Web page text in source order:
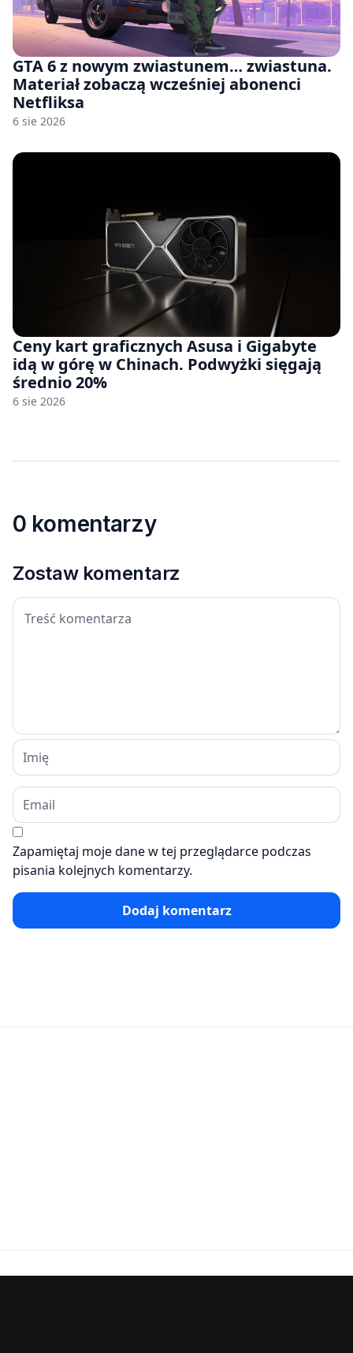
GTA 6 z nowym zwiastunem… zwiastuna.
Materiał zobaczą wcześniej abonenci
Netfliksa
6 sie 2026
Ceny kart graficznych Asusa i Gigabyte
idą w górę w Chinach. Podwyżki sięgają
średnio 20%
6 sie 2026
0 komentarzy
Zostaw komentarz
Zapamiętaj moje dane w tej przeglądarce podczas
pisania kolejnych komentarzy.
Dodaj komentarz